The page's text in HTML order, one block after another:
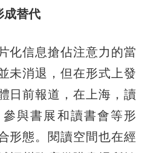
成替代
信息搶佔注意力的當
未消退，但在形式上發
日前報道，在上海，讀
與書展和讀書會等形
形態。閱讀空間也在經